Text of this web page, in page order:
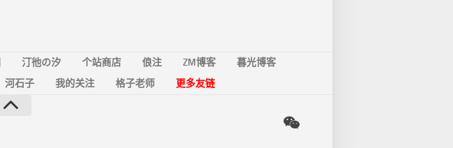
汀彵の汐 个站商店 俍注 ZM博客
暮光博客
河石子 我的关注 格子老师 更多友链